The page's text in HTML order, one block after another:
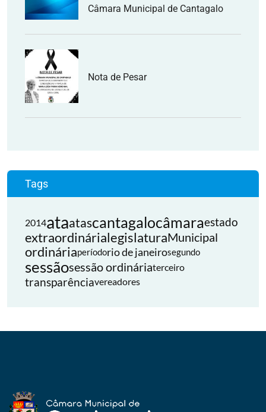
Câmara Municipal de Cantagalo
Nota de Pesar
Tags
2014ataatascantagalocâmaraestado
extraordinárialegislaturaMunicipal
ordináriaperíodorio de janeirosegundo
sessãosessão ordináriaterceiro
transparênciavereadores